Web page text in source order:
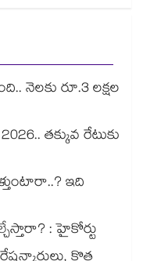
నెలకు రూ.3 లక్షల
తక్కువ రేటుకు
ఇది
: హైకోర్టు